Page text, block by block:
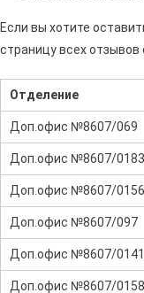
Если вы хотите
страницу всех
Отделение
Доп.офис №8607/069
Доп.офис №8607/0183
Доп.офис №8607/0156
Доп.офис №8607/097
Доп.офис №8607/0141
Доп.офис №8607/0158